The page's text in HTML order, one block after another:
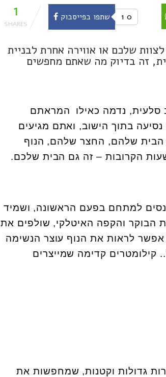
0 שתפו בפייסבוק 1
שלכם או אווירה אחרת לבניית
סלעית, נדמה כאילו המראתם
בתוך הישוב, ואתם מגיעים
הבית שלהם, החצר שלהם, הנוף
הקרובות – זה גם הבית שלכם.
למתחם בפעם הראשונה, ושמיד
הבוקר והקפה האיטלקי, שולפים את
לראות את הנוף עוצר הנשימה
קדימה שמייצרים
גדולות וקטנות, שמחפשות את